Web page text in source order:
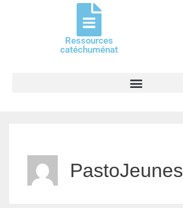
Ressources
catéchuménat
PastoJeunes